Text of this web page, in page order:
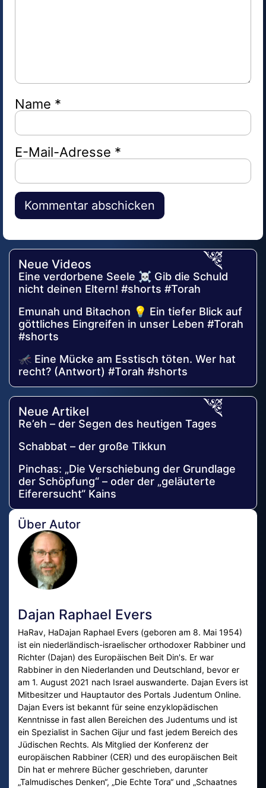
Name *
E-Mail-Adresse *
Alternative:
Neue Videos
Eine verdorbene Seele ☠️ Gib die Schuld
nicht deinen Eltern! #shorts #Torah
Emunah und Bitachon 💡 Ein tiefer Blick auf
göttliches Eingreifen in unser Leben #Torah
#shorts
🦟 Eine Mücke am Esstisch töten. Wer hat
recht? (Antwort) #Torah #shorts
Neue Artikel
Re’eh – der Segen des heutigen Tages
Schabbat – der große Tikkun
Pinchas: „Die Verschiebung der Grundlage
der Schöpfung“ – oder der „geläuterte
Eiferersucht“ Kains
Über Autor
Dajan Raphael Evers
HaRav, HaDajan Raphael Evers (geboren am 8. Mai 1954)
ist ein niederländisch-israelischer orthodoxer Rabbiner und
Richter (Dajan) des Europäischen Beit Din's. Er war
Rabbiner in den Niederlanden und Deutschland, bevor er
am 1. August 2021 nach Israel auswanderte. Dajan Evers ist
Mitbesitzer und Hauptautor des Portals Judentum Online.
Dajan Evers ist bekannt für seine enzyklopädischen
Kenntnisse in fast allen Bereichen des Judentums und ist
ein Spezialist in Sachen Gijur und fast jedem Bereich des
Jüdischen Rechts. Als Mitglied der Konferenz der
europäischen Rabbiner (CER) und des europäischen Beit
Din hat er mehrere Bücher geschrieben, darunter
„Talmudisches Denken“, „Die Echte Tora“ und „Schaatnes